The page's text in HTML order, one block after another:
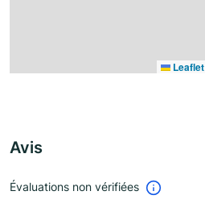
Leaflet
Avis
Évaluations non vérifiées